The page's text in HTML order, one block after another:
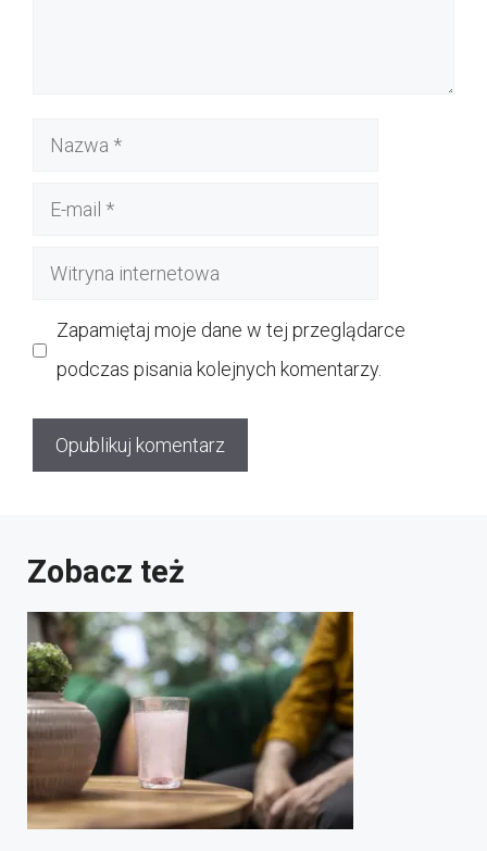
Nazwa
Witryna
Zapamiętaj moje dane w tej przeglądarce
podczas pisania kolejnych komentarzy.
Zobacz też